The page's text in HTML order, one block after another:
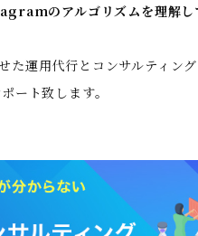
のアルゴリズムを理解し
た運用代行とコンサルティン
ート致します。